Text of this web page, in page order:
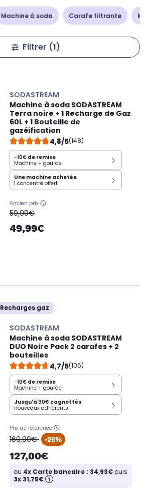
Machine à soda Carafe filtrante
Filtrer (1)
SODASTREAM
Machine à soda SODASTREAM
Terra noire + 1 Recharge de Gaz
60L + 1 Bouteille de
gazéification
4,8/5(148)
-10€ de remise
Machine + gourde
Une machine achetée
1 concentré offert
Ancien prix
oldPrice
59,99€
49,99€
Recharges gaz
SODASTREAM
Machine à soda SODASTREAM
DUO Noire Pack 2 carafes + 2
bouteilles
4,7/5(106)
-10€ de remise
Machine + gourde
Jusqu'à 90€ cagnottés
nouveaux adhérents
Prix de référence
oldPrice
169,99€ -25%
127,00€
ou 4x Carte bancaire : 34,93€puis
3x 31,75€